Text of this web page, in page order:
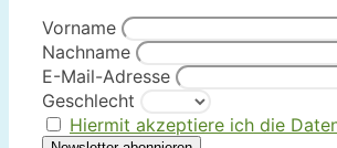
Vorname
Nachname
E-Mail-Adresse
Geschlecht
Hiermit akzeptiere ich die